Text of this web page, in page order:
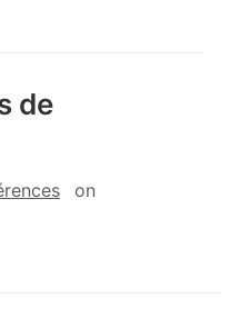
de
on